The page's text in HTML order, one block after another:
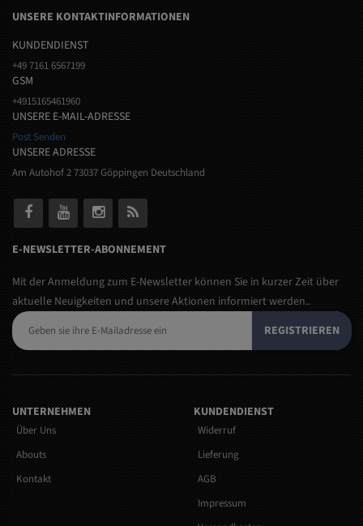
UNSERE KONTAKTINFORMATIONEN
KUNDENDIENST
+49 7161 6567199
GSM
+4915165461960
UNSERE E-MAIL-ADRESSE
Post Senden
UNSERE ADRESSE
Am Autohof 2 73037 Göppingen Deutschland
E-NEWSLETTER-ABONNEMENT
Mit der Anmeldung zum E-Newsletter können Sie in kurzer Zeit über
aktuelle Neuigkeiten und unsere Aktionen informiert werden..
REGISTRIEREN
UNTERNEHMEN
Über Uns
Abouts
Kontakt
KUNDENDIENST
Widerruf
Lieferung
AGB
Impressum